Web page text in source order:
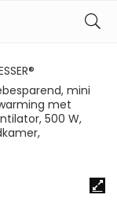
mini
met
500 W,